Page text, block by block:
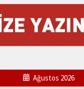
Ağustos 2026